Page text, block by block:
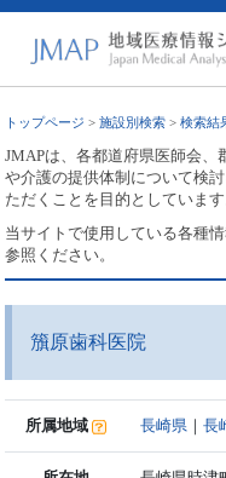
トップページ >施設別検索 >検索結
JMAPは、各都道府県医師会
や介護の提供体制について検
ただくことを目的としています
当サイトで使用している各種
参照ください。
籏原歯科医院
所属地域 長崎県 ｜長